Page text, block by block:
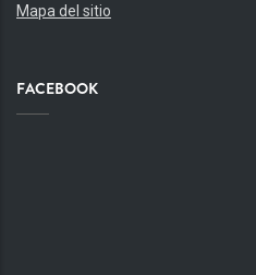
Mapa del sitio
FACEBOOK